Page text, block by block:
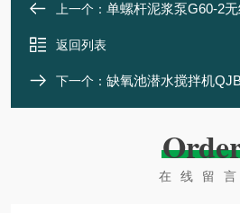
上一个： 单螺杆泥浆泵G60-2
返回列表
下一个： 缺氧池潜水搅拌机
在线留言